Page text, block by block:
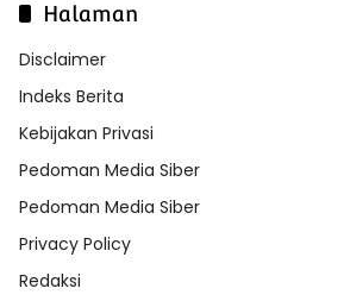
Halaman
Disclaimer
Indeks Berita
Kebijakan Privasi
Pedoman Media Siber
Pedoman Media Siber
Privacy Policy
Redaksi